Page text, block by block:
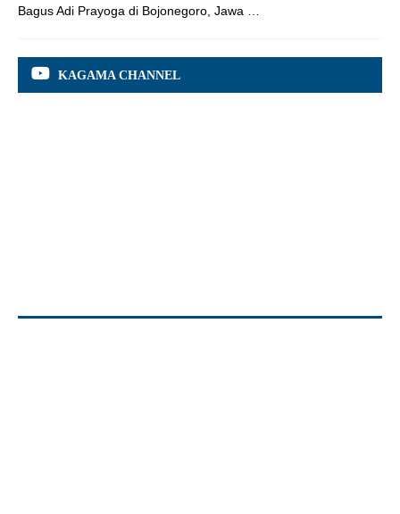
Bagus Adi Prayoga di Bojonegoro, Jawa
KAGAMA CHANNEL